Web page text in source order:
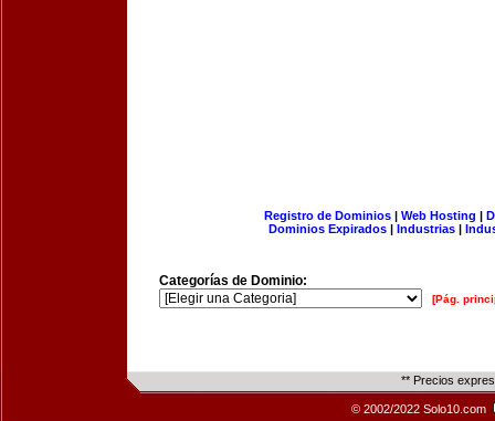
Registro de Dominios| Web Hosting |
Dominios Expirados | Industrias |
Categorías de Dominio:
[Pág.
** Precios
© 2002/2022 Solo10.com